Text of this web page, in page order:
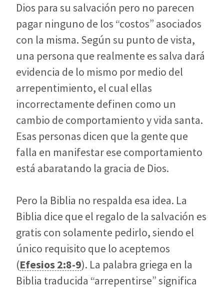
Dios para su salvación pero no parecen
pagar ninguno de los “costos” asociados
con la misma. Según su punto de vista,
una persona que realmente es salva dará
evidencia de lo mismo por medio del
arrepentimiento, el cual ellas
incorrectamente definen como un
cambio de comportamiento y vida santa.
Esas personas dicen que la gente que
falla en manifestar ese comportamiento
está abaratando la gracia de Dios.
Pero la Biblia no respalda esa idea. La
Biblia dice que el regalo de la salvación es
gratis con solamente pedirlo, siendo el
único requisito que lo aceptemos
(Efesios 2:8-9). La palabra griega en la
Biblia traducida “arrepentirse” significa